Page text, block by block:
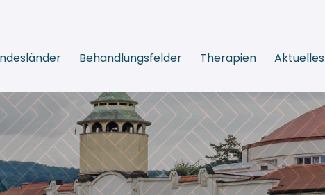
Behandlungsfelder Therapien Aktuelles